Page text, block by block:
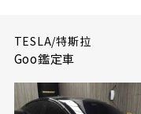
TESLA/特斯拉
Goo鑑定車